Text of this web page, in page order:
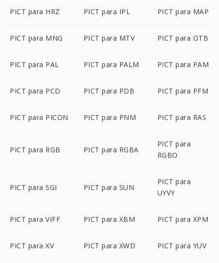
PICT para HRZ PICT para IPL PICT para MAP
PICT para MNG PICT para MTV PICT para OTB
PICT para PAL PICT para PALM PICT para PAM
PICT para PCD PICT para PDB PICT para PFM
PICT para PICON PICT para PNM PICT para RAS
PICT para RGB PICT para RGBA
PICT para
RGBO
PICT para SGI PICT para SUN
PICT para
UYVY
PICT para VIFF PICT para XBM PICT para XPM
PICT para XV PICT para XWD PICT para YUV